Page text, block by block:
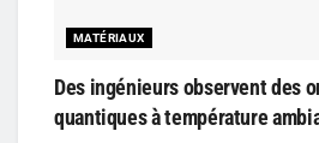
MATÉRIAUX
Des ingénieurs observent des
quantiques à température